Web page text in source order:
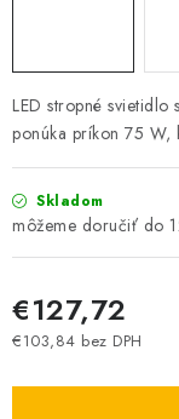
Reklamácie a
Obchodné
O nás - MEGALED
Zľavy pre profíkov
LED stropné
ponúka príkon 75 W,
Skladom
€127,72
€103,84 bez DPH